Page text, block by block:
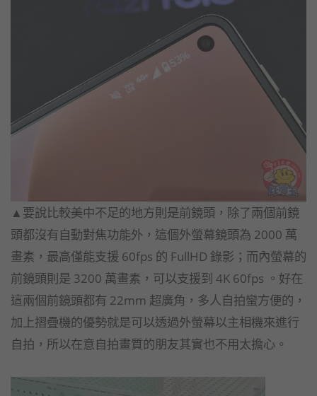
▲要說比較美中不足的地方則是前鏡頭，除了兩個前鏡
頭都沒有自動對焦功能外，這個外螢幕鏡頭為 2000 萬
畫素，最高僅能支援 60fps 的 FullHD 錄影；而內螢幕的
前鏡頭則是 3200 萬畫素，可以支援到 4K 60fps 。好在
這兩個前鏡頭都有 22mm 超廣角，多人自拍蠻方便的，
加上摺疊機的優勢就是可以透過外螢幕以主相機來進行
自拍，所以在意自拍畫質的朋友其實也不用太擔心。